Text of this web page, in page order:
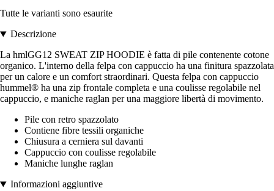
Tutte le varianti sono esaurite
Descrizione
La hmlGG12 SWEAT ZIP HOODIE è fatta di pile contenente cotone
organico. L'interno della felpa con cappuccio ha una finitura spazzolata
per un calore e un comfort straordinari. Questa felpa con cappuccio
hummel® ha una zip frontale completa e una coulisse regolabile nel
cappuccio, e maniche raglan per una maggiore libertà di movimento.
Pile con retro spazzolato
Contiene fibre tessili organiche
Chiusura a cerniera sul davanti
Cappuccio con coulisse regolabile
Maniche lunghe raglan
Informazioni aggiuntive